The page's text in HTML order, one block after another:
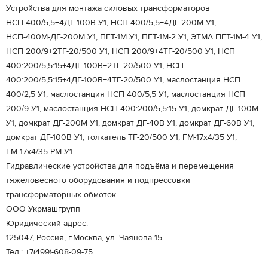
Устройства для монтажа силовых трансформаторов
НСП 400/5,5+4ДГ-100В У1, НСП 400/5,5+4ДГ-200М У1,
НСП-400М-ДГ-200М У1, ПГТ-1М У1, ПГТ-1М-2 У1, ЭТМА ПГТ-1М-4 У1,
НСП 200/9+2ТГ-20/500 У1, НСП 200/9+4ТГ-20/500 У1, НСП
400:200/5,5:15+4ДГ-100В+2ТГ-20/500 У1, НСП
400:200/5,5:15+4ДГ-100В+4ТГ-20/500 У1, маслостанция НСП
400/2,5 У1, маслостанция НСП 400/5,5 У1, маслостанция НСП
200/9 У1, маслостанция НСП 400:200/5,5:15 У1, домкрат ДГ-100М
У1, домкрат ДГ-200М У1, домкрат ДГ-40В У1, домкрат ДГ-60В У1,
домкрат ДГ-100В У1, толкатель ТГ-20/500 У1, ГМ-17х4/35 У1,
ГМ-17х4/35 РМ У1
Гидравлические устройства для подъёма и перемещения
тяжеловесного оборудования и подпрессовки
трансформаторных обмоток.
ООО Укрмашгрупп
Юридический адрес:
125047, Россия, г.Москва, ул. Чаянова 15